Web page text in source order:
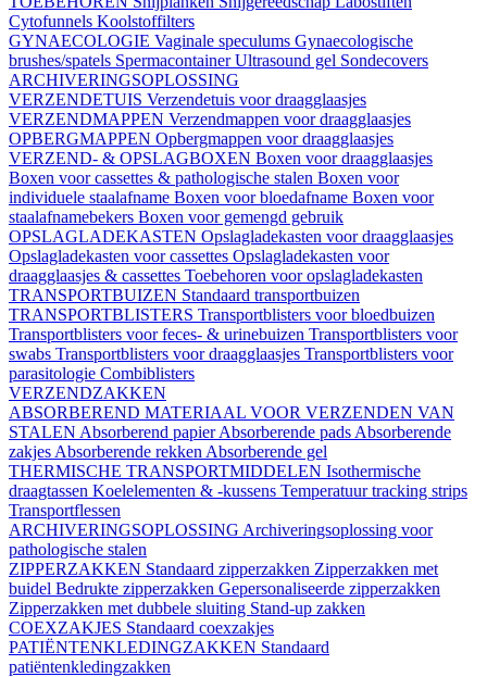
Cytofunnels Koolstoffilters
GYNAECOLOGIE Vaginale speculums Gynaecologische
brushes/spatels SpermacontainerUltrasound gel Sondecovers
ARCHIVERINGSOPLOSSING
VERZENDETUIS Verzendetuis voor draagglaasjes
VERZENDMAPPEN Verzendmappen voor draagglaasjes
OPBERGMAPPEN Opbergmappen voor draagglaasjes
VERZEND- & OPSLAGBOXEN Boxen voor draagglaasjes
Boxen voor cassettes & pathologische stalen Boxen voor
individuele staalafname Boxen voor bloedafname Boxen voor
staalafnamebekers Boxen voor gemengd gebruik
OPSLAGLADEKASTEN Opslagladekasten voor draagglaasjes
Opslagladekasten voor cassettes Opslagladekasten voor
draagglaasjes & cassettes Toebehoren voor opslagladekasten
TRANSPORTBUIZEN Standaard transportbuizen
TRANSPORTBLISTERS Transportblisters voor bloedbuizen
Transportblisters voor feces- & urinebuizen Transportblisters voor
swabs Transportblisters voor draagglaasjes Transportblisters voor
parasitologie Combiblisters
VERZENDZAKKEN
ABSORBEREND MATERIAAL VOOR VERZENDEN VAN
STALEN Absorberend papierAbsorberende pads Absorberende
zakjes Absorberende rekken Absorberende gel
THERMISCHE TRANSPORTMIDDELEN Isothermische
draagtassen Koelelementen & -kussens Temperatuur tracking strips
Transportflessen
ARCHIVERINGSOPLOSSING Archiveringsoplossing voor
pathologische stalen
ZIPPERZAKKEN Standaard zipperzakken Zipperzakken met
buidel Bedrukte zipperzakken Gepersonaliseerde zipperzakken
Zipperzakken met dubbele sluiting Stand-up zakken
COEXZAKJES Standaard coexzakjes
PATIËNTENKLEDINGZAKKEN Standaard
patiëntenkledingzakken